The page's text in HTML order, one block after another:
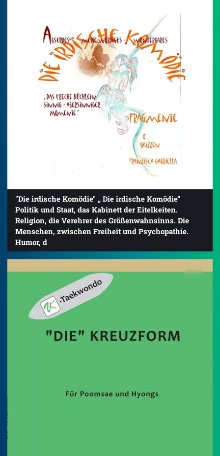
"Die irdische Komödie" „ Die irdische Komödie“
Politik und Staat, das Kabinett der Eitelkeiten.
Religion, die Verehrer des Größenwahnsinns. Die
Menschen, zwischen Freiheit und Psychopathie.
Humor, d